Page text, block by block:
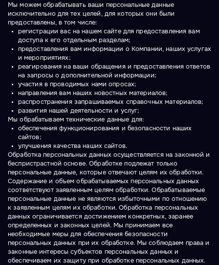
Мы можем обрабатывать ваши персональные данные
исключительно для тех целей, для которых они были
предоставлены, в том числе:
регистрации вас на нашем сайте для предоставления вам
доступа к его отдельным разделам;
предоставления вам информации о Компании, наших услугах
и мероприятиях;
реагирования на ваши обращения и предоставления ответов
на запросы о дополнительной информации;
участия в проводимых нами опросах;
направления вам наших новостных материалов;
распространения запрашиваемых справочных материалов;
развития нашей деятельности и услуг;
Мы обрабатываем технические данные для:
обеспечения функционирования и безопасности наших
сайтов;
улучшения качества наших сайтов.
Обработка персональных данных осуществляется на законной и
беспристрастной основе. Обработке подлежат только
персональные данные, которые отвечают целям их обработки.
Содержание и объем обрабатываемых персональных данных
соответствуют заявленным целям обработки. Обрабатываемые
персональные данные не являются избыточными по отношению
к заявленным целям их обработки. Обработка персональных
данных ограничивается достижением конкретных, заранее
определенных и законных целей. Мы принимаем все
необходимые меры для обеспечения безопасности
персональных данных при их обработке. Мы соблюдаем права и
законные интересы субъектов персональных данных и
обеспечиваем их защиту при обработке персональных данных.